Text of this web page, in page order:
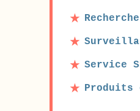
Service